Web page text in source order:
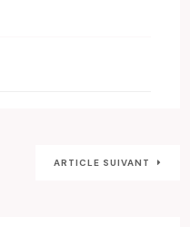
ARTICLE SUIVANT